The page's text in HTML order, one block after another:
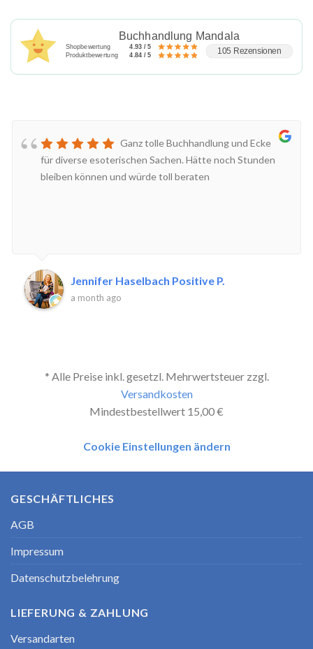
Buchhandlung Mandala
Shopbewertung 4.93 / 5
Produktbewertung 4.84 / 5 105 Rezensionen
Ganz tolle Buchhandlung und Ecke
für diverse esoterischen Sachen. Hätte noch Stunden
bleiben können und würde toll beraten
Jennifer Haselbach Positive P.
a month ago
* Alle Preise inkl. gesetzl. Mehrwertsteuer zzgl.
Versandkosten
Mindestbestellwert 15,00 €
Cookie Einstellungen ändern
GESCHÄFTLICHES
AGB
Impressum
Datenschutzbelehrung
LIEFERUNG & ZAHLUNG
Versandarten